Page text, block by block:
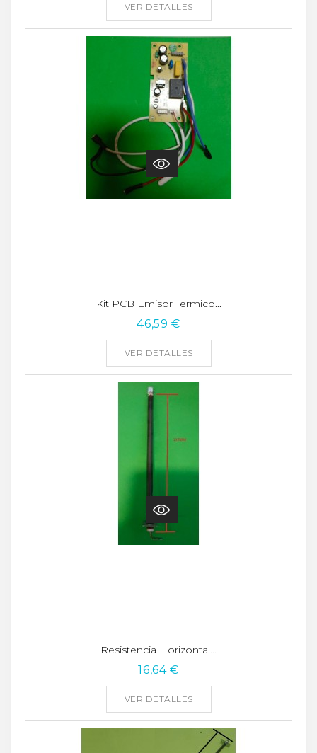
VER DETALLES
Kit PCB Emisor Termico...
46,59 €
VER DETALLES
Resistencia Horizontal...
16,64 €
VER DETALLES